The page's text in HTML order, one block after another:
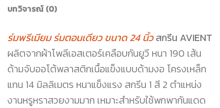
บทวิจารณ์ (0)
ร่มพรีเมียม ร่มตอนเดียว ขนาด 24 นิ้วสกรีน AVIENT
ผลิตจากผ้าโพลีเอสเตอร์เคลือบกันยูวี หนา 190 เส้น
ด้ามจับออโต้พลาสติกเนื้อแข็งแบบด้ามงอ โครงเหล็ก
แกน 14 มิลลิเมตร หนาแข็งแรง สกรีน 1 สี 2 ตำแหน่ง
งานหรูหราสวยงามมาก เหมาะสำหรับใช้พกพากันแดด